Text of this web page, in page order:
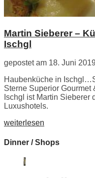
Martin Sieberer –
Ischgl
gepostet am 18. Juni
Haubenküche in
Sterne Superior Gourmet
Ischgl ist Martin
Luxushotels.
weiterlesen
Dinner / Shops